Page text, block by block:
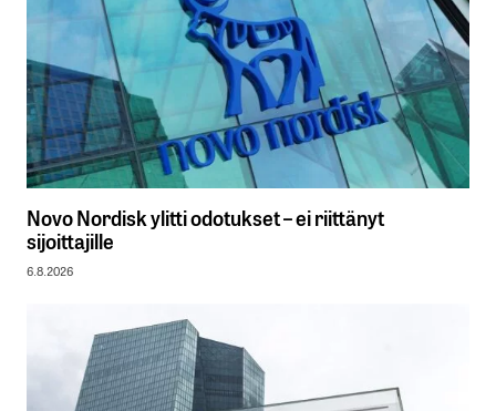
Novo Nordisk ylitti odotukset – ei riittänyt
sijoittajille
6.8.2026